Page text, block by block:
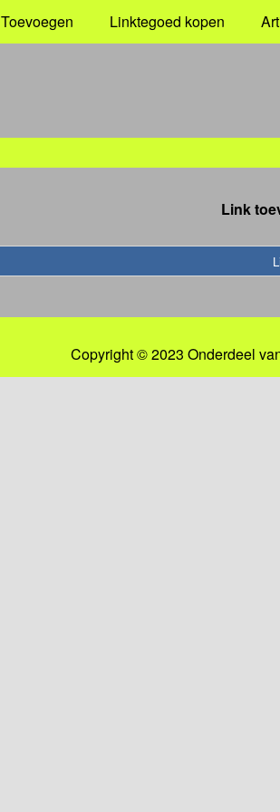
Toevoegen Linktegoed kopen
Link
Copyright © 2023 Onderdeel